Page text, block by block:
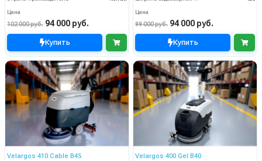
Цена
102 000 руб. 94 000 руб.
Купить
Цена
99 000 руб. 94 000 руб.
Купить
Velargos 410 Cable B45 Velargos 400 Gel B40